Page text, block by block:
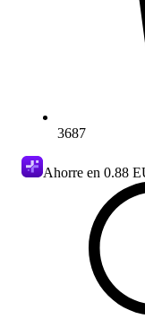
3687
Ahorre en 0.88